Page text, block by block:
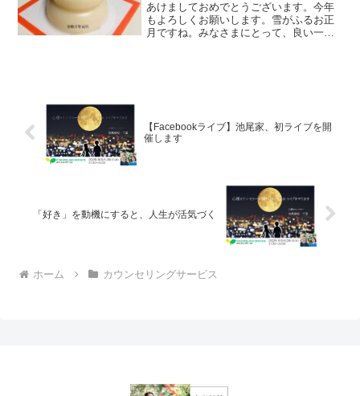
あけましておめでとうございます。今年
もよろしくお願いします。雪がふるお正
月ですね。みなさまにとって、良い一年
【Facebookライブ】池尾家、初ライブを開
催します
「好き」を動機にすると、人生が活気づく
ホーム カウンセリングサービス